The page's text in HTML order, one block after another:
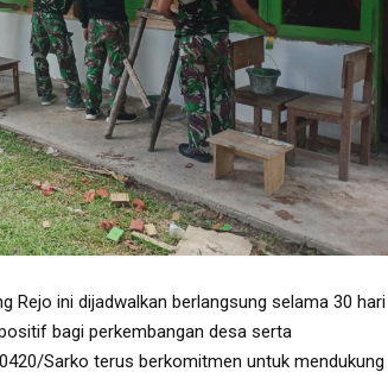
Rejo ini dijadwalkan berlangsung selama 30 hari
bagi perkembangan desa serta
Sarko terus berkomitmen untuk mendukung